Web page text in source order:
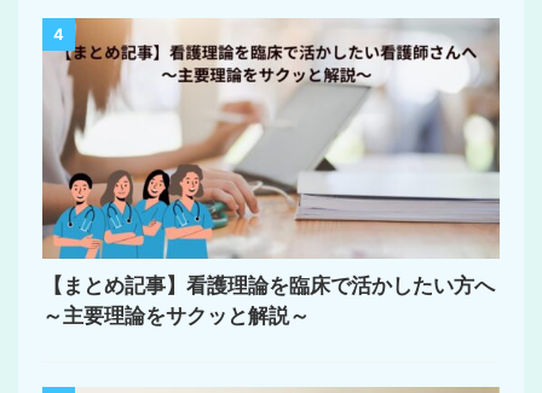
4
【まとめ記事】看護理論を臨床で活かしたい方へ
～主要理論をサクッと解説～